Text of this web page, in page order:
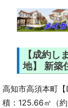
【成約
地】 新築
高知市高須本町
積：125.66㎡（約